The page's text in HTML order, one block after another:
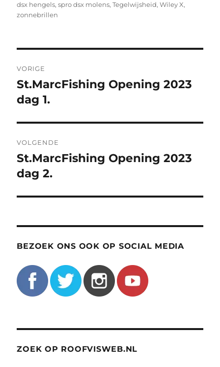
dsx hengels,spro dsx molens,Tegelwijsheid,Wiley X,
zonnebrillen
navigatie
VORIGE
Vorig
bericht:
St.MarcFishing Opening 2023
dag 1.
VOLGENDE
Volgend
bericht:
St.MarcFishing Opening 2023
dag 2.
BEZOEK ONS OOK OP SOCIAL MEDIA
ZOEK OP ROOFVISWEB.NL